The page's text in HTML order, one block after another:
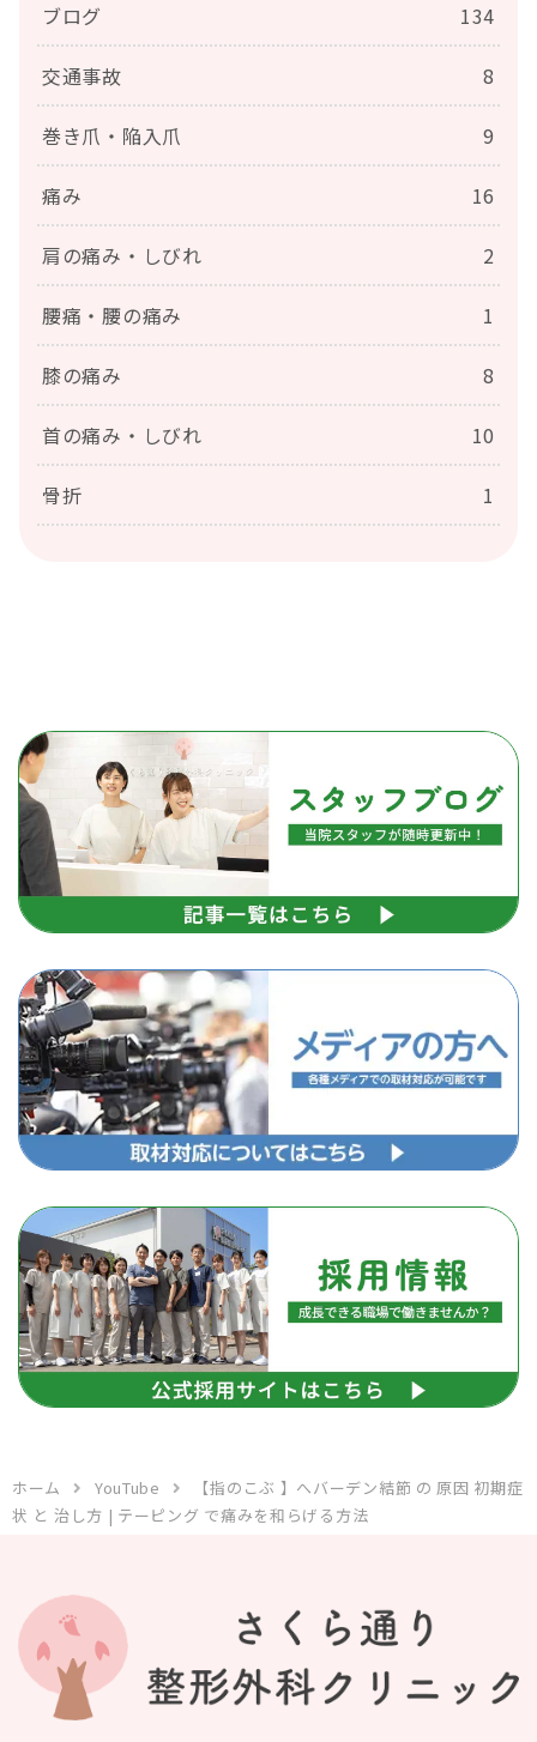
ブログ 134
交通事故 8
巻き爪・陥入爪 9
痛み 16
肩の痛み・しびれ 2
腰痛・腰の痛み 1
膝の痛み 8
首の痛み・しびれ 10
骨折 1
ホーム YouTube
【指のこぶ 】へバーデン結節 の 原因 初期症
状 と 治し方 | テーピング で痛みを和らげる方法